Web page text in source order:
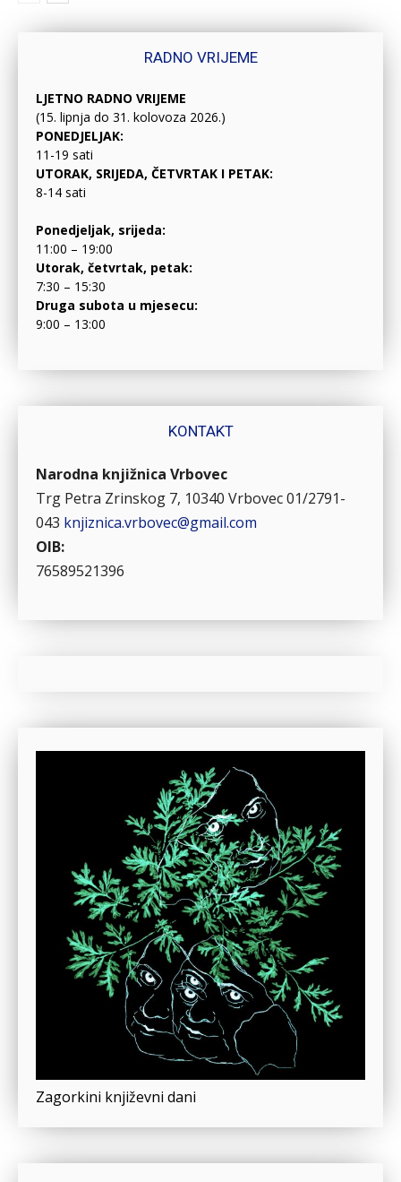
RADNO VRIJEME
LJETNO RADNO VRIJEME
(15. lipnja do 31. kolovoza 2026.)
PONEDJELJAK:
11-19 sati
UTORAK, SRIJEDA, ČETVRTAK I PETAK:
8-14 sati
Ponedjeljak, srijeda:
11:00 – 19:00
Utorak, četvrtak, petak:
7:30 – 15:30
Druga subota u mjesecu:
9:00 – 13:00
KONTAKT
Narodna knjižnica Vrbovec
Trg Petra Zrinskog 7, 10340 Vrbovec01/2791-
043 knjiznica.vrbovec@gmail.com
OIB:
76589521396
Zagorkini književni dani